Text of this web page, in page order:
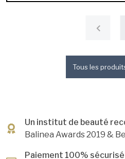
Tous les
Un institut de beauté
Balinea Awards 2019 &
Paiement 100% sécurisé